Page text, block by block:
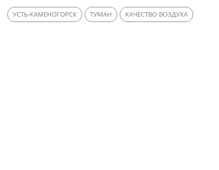
УСТЬ-КАМЕНОГОРСК ТУМАН КАЧЕСТВО ВОЗДУХА